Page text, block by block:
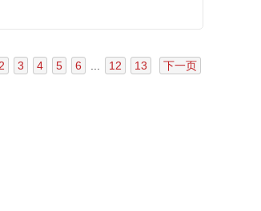
2 3 4 5 6 12 13 下一页